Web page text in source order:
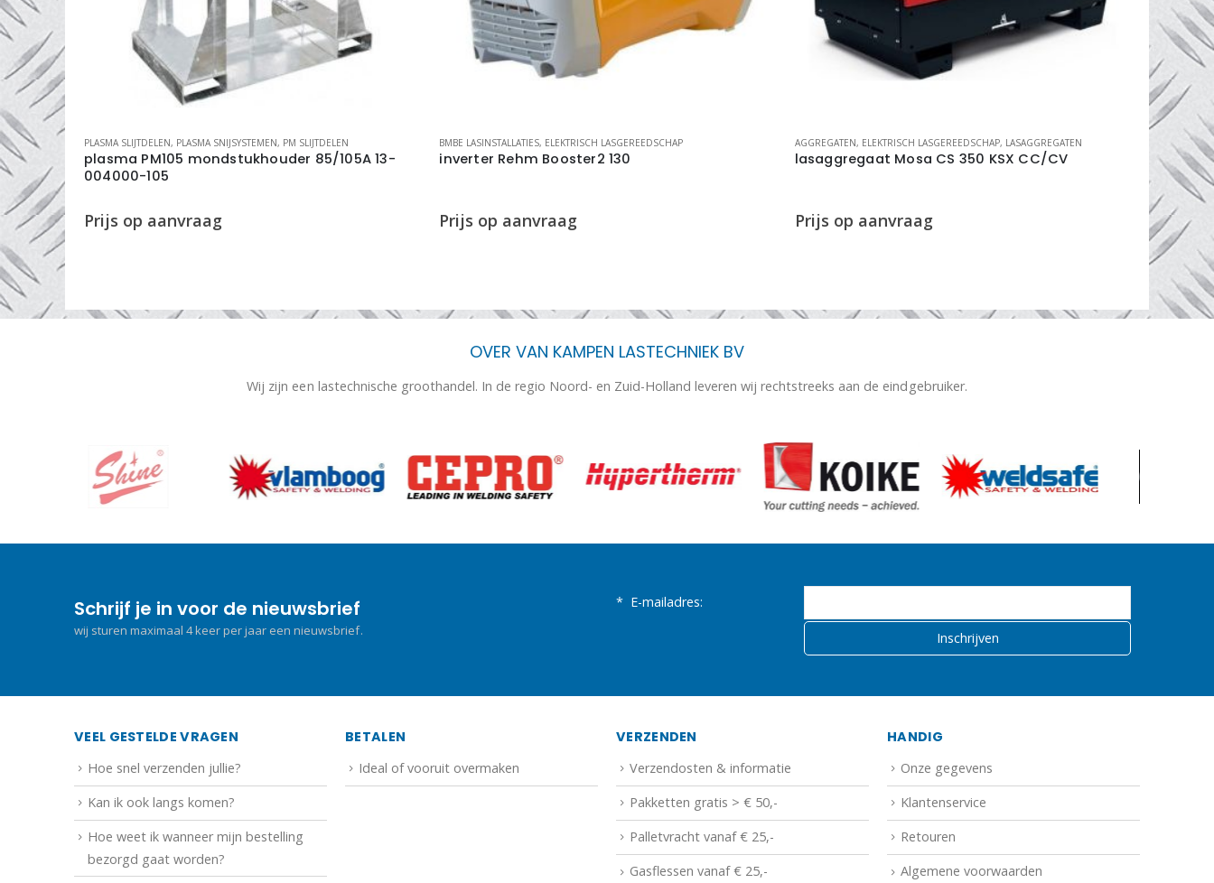
SYSTEMEN
RS
PLASMA SLIJTDELEN, PLASMA SNIJSYSTEMEN, PM SLIJTDELEN
plasma PM105 mondstukhouder 85/105A 13-
004000-105
BMBE LASINSTALLATIES, ELEKTRISCH LASGEREEDSCHAP
inverter Rehm Booster2 130
AGGREGATEN, ELEKTRISCH LASGEREEDSCHAP, LASAGGREGATEN
lasaggregaat Mosa CS 350 KSX CC/CV
BMBE
inverter
OVER VAN KAMPEN LASTECHNIEK BV
Wij zijn een lastechnische groothandel. In de regio Noord- en Zuid-Holland leveren wij rechtstreeks aan de eindgebruiker.
Schrijf je in voor de nieuwsbrief
wij sturen maximaal 4 keer per jaar een nieuwsbrief.
* E-mailadres:
VEEL GESTELDE VRAGEN
Hoe snel verzenden jullie?
Kan ik ook langs komen?
Hoe weet ik wanneer mijn bestelling
bezorgd gaat worden?
BETALEN
Ideal of vooruit overmaken
VERZENDEN
Verzendosten & informatie
Pakketten gratis > € 50,-
Palletvracht vanaf € 25,-
Gasflessen vanaf € 25,-
HANDIG
Onze gegevens
Klantenservice
Retouren
Algemene voorwaarden